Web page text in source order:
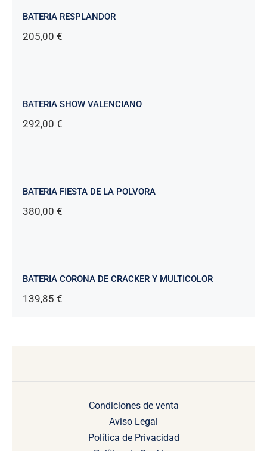
BATERIA RESPLANDOR
205,00 €
BATERIA SHOW VALENCIANO
292,00 €
BATERIA FIESTA DE LA POLVORA
380,00 €
BATERIA CORONA DE CRACKER Y MULTICOLOR
139,85 €
Condiciones de venta
Aviso Legal
Política de Privacidad